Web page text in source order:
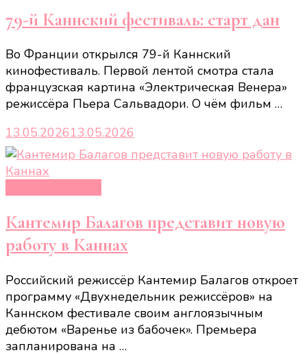
79-й Каннский фестиваль: старт дан
Во Франции открылся 79-й Каннский
кинофестиваль. Первой лентой смотра стала
французская картина «Электрическая Венера»
режиссёра Пьера Сальвадори. О чём фильм …
13.05.202613.05.2026
Кантемир Балагов представит новую
работу в Каннах
Российский режиссёр Кантемир Балагов откроет
программу «Двухнедельник режиссёров» на
Каннском фестивале своим англоязычным
дебютом «Варенье из бабочек». Премьера
запланирована на …